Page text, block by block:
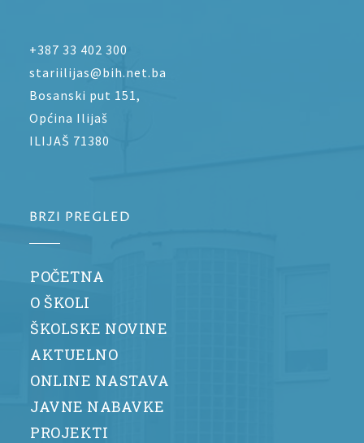
+387 33 402 300
stariilijas@bih.net.ba
Bosanski put 151,
Općina Ilijaš
ILIJAŠ 71380
BRZI PREGLED
POČETNA
O ŠKOLI
ŠKOLSKE NOVINE
AKTUELNO
ONLINE NASTAVA
JAVNE NABAVKE
PROJEKTI